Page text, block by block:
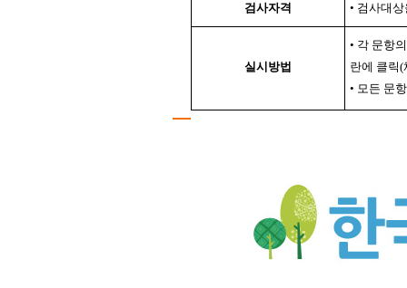
검사자격 • 검사대
실시방법
• 각 문항
란에 클릭(
• 모든 문